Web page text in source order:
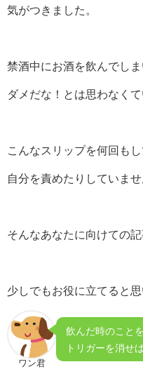
気がつきました。
禁酒中にお酒を飲んでしま
ダメだな！とは思わなくて
こんなスリップを何回も
自分を責めたりしていませ
そんなあなたに向けての記
少しでもお役に立てると思
ワン君
飲んだ時のこと
トリガーを消せ